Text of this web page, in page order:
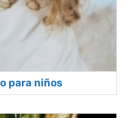
para niños